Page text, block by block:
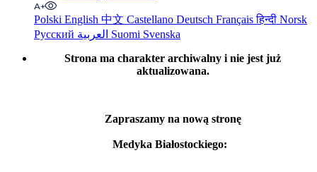
Polski English 中文 Castellano Deutsch Françaisहिन्दी Norsk
Русский
Suomi Svenska
Strona ma charakter archiwalny i nie jest już
aktualizowana.
Zapraszamy na nową stronę
Medyka Białostockiego: